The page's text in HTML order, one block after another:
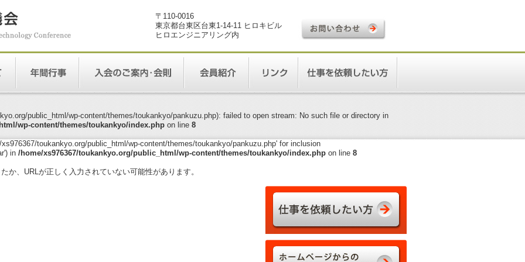
〒110-0016
東京都台東区台東1-14-11 ヒロキビル
ヒロエンジニアリング内
public_html/wp-content/themes/toukankyo/pankuzu.php): failed to open stream: No such file or directory in
wp-content/themes/toukankyo/index.phpon line8
toukankyo.org/public_html/wp-content/themes/toukankyo/pankuzu.php' for inclusion
in /home/xs976367/toukankyo.org/public_html/wp-content/themes/toukankyo/index.phpon line 8
か、URLが正しく入力されていない可能性があります。